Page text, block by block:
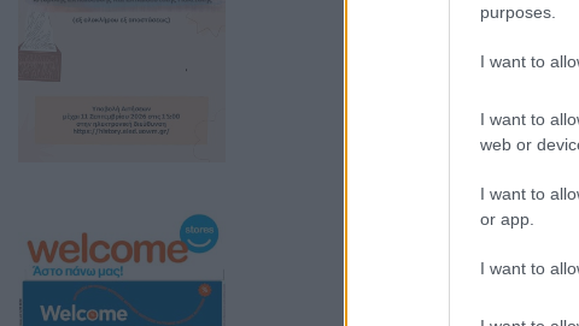
purposes.
I want to
I want to
web or
I want to
or app.
I want to